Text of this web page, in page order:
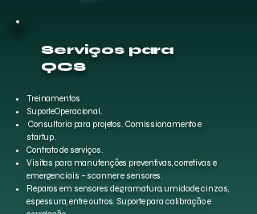
Serviços para
QCS
Treinamentos
SuporteOperacional.
Consultoria para projetos. Comissionamento e
startup.
Contrato de serviços.
Visitas para manutenções preventivas, corretivas e
emergenciais – scanner e sensores.
Reparos em sensores de gramatura, umidade, cinzas,
espessura, entre outros. Suporte para calibração e